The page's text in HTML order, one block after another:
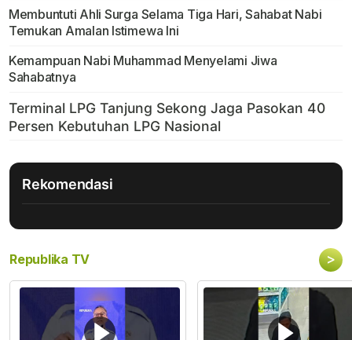
Membuntuti Ahli Surga Selama Tiga Hari, Sahabat Nabi
Temukan Amalan Istimewa Ini
Kemampuan Nabi Muhammad Menyelami Jiwa
Sahabatnya
Rekomendasi
Republika TV >